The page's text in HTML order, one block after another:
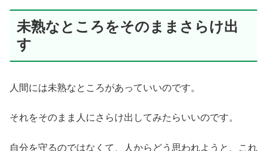
未熟なところをそのままさらけ出
す
人間には未熟なところがあっていいのです。
それをそのまま人にさらけ出してみたらいいのです。
自分を守るのではなくて、人からどう思われようと、これ